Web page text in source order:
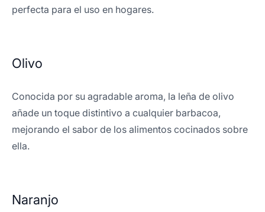
perfecta para el uso en hogares.
Olivo
Conocida por su agradable aroma, la leña de olivo
añade un toque distintivo a cualquier barbacoa,
mejorando el sabor de los alimentos cocinados sobre
ella.
Naranjo